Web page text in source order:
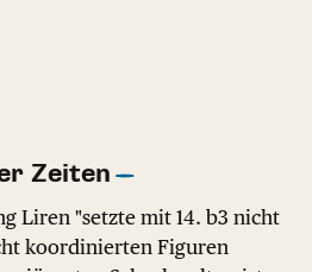
Zeiten
Liren "setzte mit 14. b3 nicht
koordinierten Figuren